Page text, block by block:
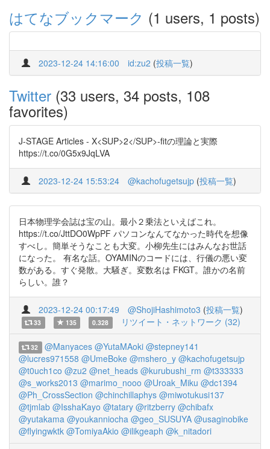
はてなブックマーク (1 users, 1 posts)
2023-12-24 14:16:00 id:zu2 (投稿一覧)
Twitter (33 users, 34 posts, 108
favorites)
J-STAGE Articles - X<SUP>2</SUP>-fitの理論と実際
https://t.co/0G5x9JqLVA
2023-12-24 15:53:24 @kachofugetsujp (投稿一覧)
日本物理学会誌は宝の山。最小２乗法といえばこれ。
https://t.co/JttDO0WpPF パソコンなんてなかった時代を想像
すべし。簡単そうなことも大変。小柳先生にはみんなお世話
になった。 有名な話。OYAMINのコードには、行儀の悪い変
数がある。すぐ発散。大騒ぎ。変数名は FKGT。誰かの名前
らしい。誰？
2023-12-24 00:17:49 @ShojiHashimoto3 (投稿一覧)
33 135 0.328 リツイート・ネットワーク (32)
32 @Manyaces @YutaMAoki @stepney141
@lucres971558 @UmeBoke @mshero_y @kachofugetsujp
@t0uch1co @zu2 @net_heads @kurubushi_rm @t333333
@s_works2013 @marimo_nooo @Uroak_Miku @dc1394
@Ph_CrossSection @chinchillaphys @miwotukusi137
@tjmlab @IsshaKayo @tatary @ritzberry @chibafx
@yutakama @youkanniocha @geo_SUSUYA @usaginobike
@flyingwktk @TomiyaAkio @ilikgeaph @k_nitadori